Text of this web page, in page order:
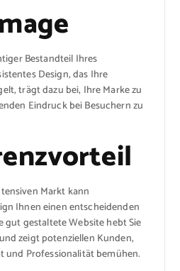
Bestandteil Ihres
Design, das Ihre
trägt dazu bei, Ihre Marke zu
Eindruck bei Besuchern zu
Markt kann
Ihnen einen entscheidenden
gut gestaltete Website hebt Sie
zeigt potenziellen Kunden,
und Professionalität bemühen.